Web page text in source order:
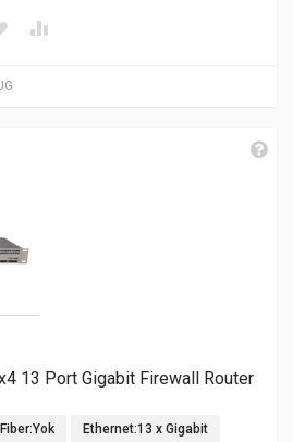
13 Port Gigabit Firewall Router
Fiber:Yok Ethernet:13 x Gigabit